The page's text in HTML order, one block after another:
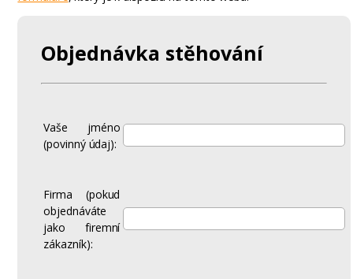
Objednávka stěhování
Vaše jméno
(povinný údaj):
Firma (pokud
objednáváte
jako firemní
zákazník):